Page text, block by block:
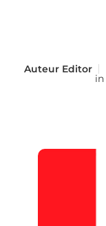
Auteur Editor
in